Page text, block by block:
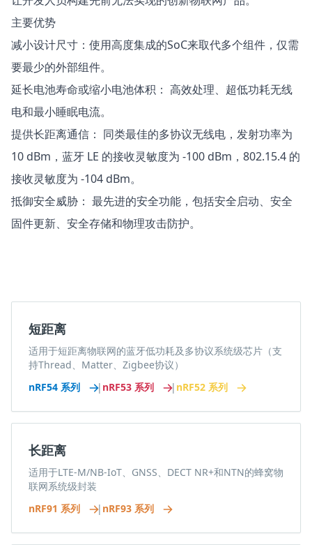
主要优势
减小设计尺寸：使用高度集成的SoC来取代多个组件，仅需
要最少的外部组件。
延长电池寿命或缩小电池体积： 高效处理、超低功耗无线
电和最小睡眠电流。
提供长距离通信： 同类最佳的多协议无线电，发射功率为
10 dBm，蓝牙 LE 的接收灵敏度为 -100 dBm，802.15.4 的
接收灵敏度为 -104 dBm。
抵御安全威胁： 最先进的安全功能，包括安全启动、安全
固件更新、安全存储和物理攻击防护。
短距离
适用于短距离物联网的蓝牙低功耗及多协议系统级芯片（支
持Thread、Matter、Zigbee协议）
nRF54 系列
| nRF53 系列 | nRF52 系列
长距离
适用于LTE-M/NB-IoT、GNSS、DECT NR+和NTN的蜂窝物
联网系统级封装
nRF91 系列
| nRF93 系列